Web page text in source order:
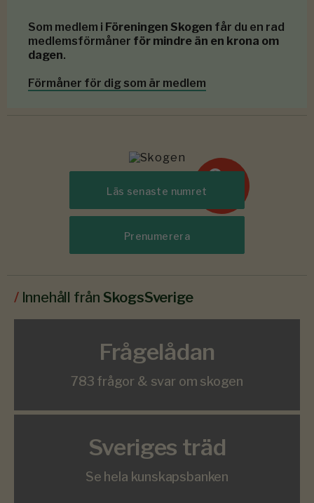
Som medlem i Föreningen Skogen får du en rad
medlemsförmåner för mindre än en krona om
dagen.
Förmåner för dig som är medlem
6-7
Läs senaste numret
Prenumerera
/ Innehåll från SkogsSverige
Frågelådan
783 frågor & svar om skogen
Sveriges träd
Se hela kunskapsbanken